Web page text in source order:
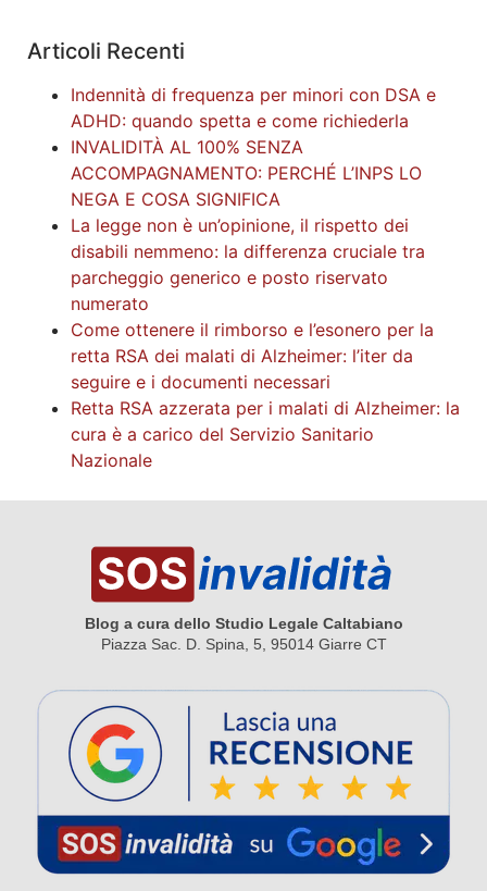
Articoli Recenti
Indennità di frequenza per minori con DSA e
ADHD: quando spetta e come richiederla
INVALIDITÀ AL 100% SENZA
ACCOMPAGNAMENTO: PERCHÉ L’INPS LO
NEGA E COSA SIGNIFICA
La legge non è un’opinione, il rispetto dei
disabili nemmeno: la differenza cruciale tra
parcheggio generico e posto riservato
numerato
Come ottenere il rimborso e l’esonero per la
retta RSA dei malati di Alzheimer: l’iter da
seguire e i documenti necessari
Retta RSA azzerata per i malati di Alzheimer: la
cura è a carico del Servizio Sanitario
Nazionale
Blog a cura dello Studio Legale Caltabiano
Piazza Sac. D. Spina, 5, 95014 Giarre CT